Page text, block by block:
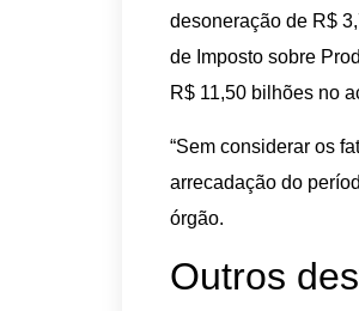
desoneração de R$
de Imposto sobre
R$ 11,50 bilhões no
“Sem considerar os
arrecadação do
órgão.
Outros